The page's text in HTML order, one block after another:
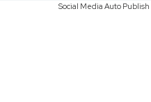
Social Media Auto Publish